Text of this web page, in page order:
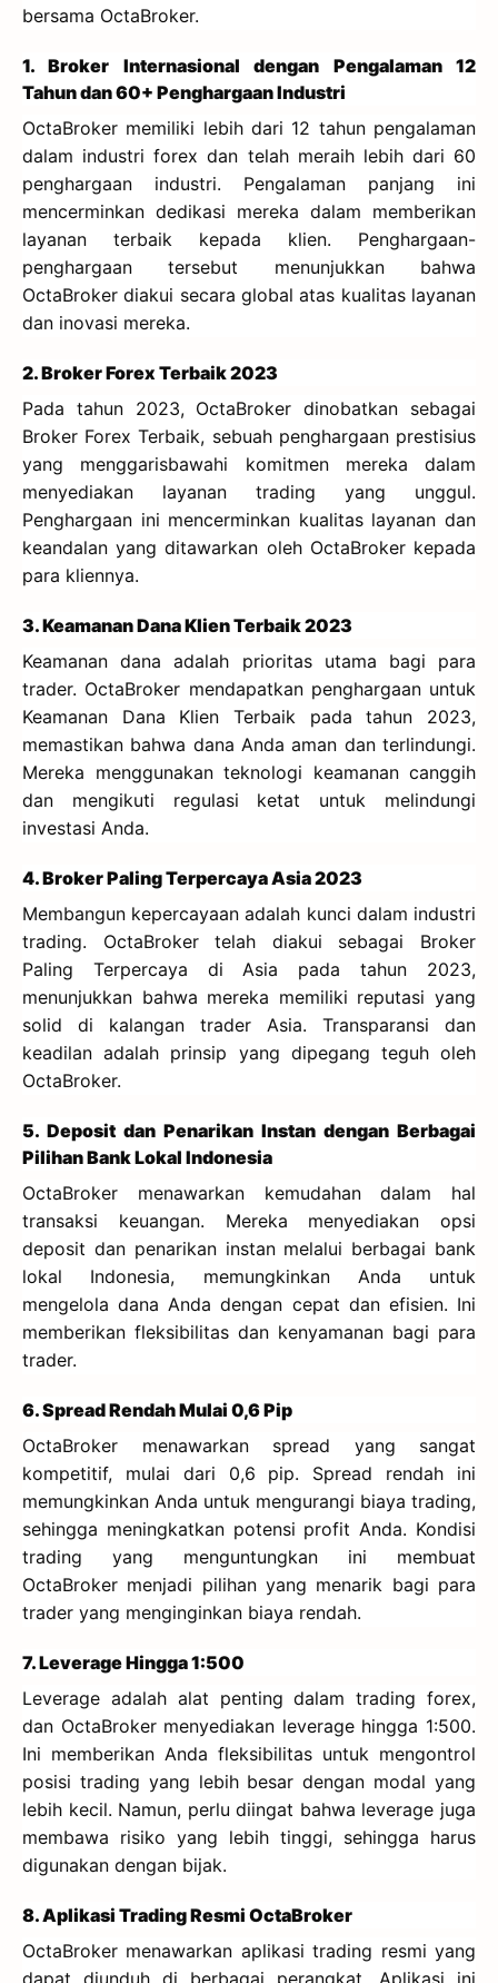
bersama OctaBroker.
1. Broker Internasional dengan Pengalaman 12
Tahun dan 60+ Penghargaan Industri
OctaBroker memiliki lebih dari 12 tahun pengalaman
dalam industri forex dan telah meraih lebih dari 60
penghargaan industri. Pengalaman panjang ini
mencerminkan dedikasi mereka dalam memberikan
layanan terbaik kepada klien. Penghargaan-
penghargaan tersebut menunjukkan bahwa
OctaBroker diakui secara global atas kualitas layanan
dan inovasi mereka.
2. Broker Forex Terbaik 2023
Pada tahun 2023, OctaBroker dinobatkan sebagai
Broker Forex Terbaik, sebuah penghargaan prestisius
yang menggarisbawahi komitmen mereka dalam
menyediakan layanan trading yang unggul.
Penghargaan ini mencerminkan kualitas layanan dan
keandalan yang ditawarkan oleh OctaBroker kepada
para kliennya.
3. Keamanan Dana Klien Terbaik 2023
Keamanan dana adalah prioritas utama bagi para
trader. OctaBroker mendapatkan penghargaan untuk
Keamanan Dana Klien Terbaik pada tahun 2023,
memastikan bahwa dana Anda aman dan terlindungi.
Mereka menggunakan teknologi keamanan canggih
dan mengikuti regulasi ketat untuk melindungi
investasi Anda.
4. Broker Paling Terpercaya Asia 2023
Membangun kepercayaan adalah kunci dalam industri
trading. OctaBroker telah diakui sebagai Broker
Paling Terpercaya di Asia pada tahun 2023,
menunjukkan bahwa mereka memiliki reputasi yang
solid di kalangan trader Asia. Transparansi dan
keadilan adalah prinsip yang dipegang teguh oleh
OctaBroker.
5. Deposit dan Penarikan Instan dengan Berbagai
Pilihan Bank Lokal Indonesia
OctaBroker menawarkan kemudahan dalam hal
transaksi keuangan. Mereka menyediakan opsi
deposit dan penarikan instan melalui berbagai bank
lokal Indonesia, memungkinkan Anda untuk
mengelola dana Anda dengan cepat dan efisien. Ini
memberikan fleksibilitas dan kenyamanan bagi para
trader.
6. Spread Rendah Mulai 0,6 Pip
OctaBroker menawarkan spread yang sangat
kompetitif, mulai dari 0,6 pip. Spread rendah ini
memungkinkan Anda untuk mengurangi biaya trading,
sehingga meningkatkan potensi profit Anda. Kondisi
trading yang menguntungkan ini membuat
OctaBroker menjadi pilihan yang menarik bagi para
trader yang menginginkan biaya rendah.
7. Leverage Hingga 1:500
Leverage adalah alat penting dalam trading forex,
dan OctaBroker menyediakan leverage hingga 1:500.
Ini memberikan Anda fleksibilitas untuk mengontrol
posisi trading yang lebih besar dengan modal yang
lebih kecil. Namun, perlu diingat bahwa leverage juga
membawa risiko yang lebih tinggi, sehingga harus
digunakan dengan bijak.
8. Aplikasi Trading Resmi OctaBroker
OctaBroker menawarkan aplikasi trading resmi yang
dapat diunduh di berbagai perangkat. Aplikasi ini